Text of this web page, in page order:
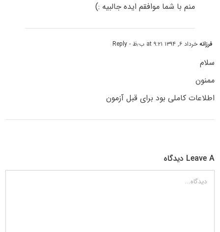
منم با شما موافقم ایده جالبیه :)
فرزانهخرداد ۶, ۱۳۹۴ at ۹:۲۱ ب٫ظ - Reply
سلام
ممنون
اطلاعات کاملی بود برای قبل آزمون
Leave A دیدگاه
دیدگاه